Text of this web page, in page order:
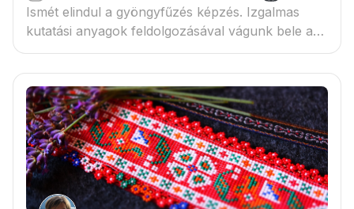
Ismét elindul a gyöngyfűzés képzés. Izgalmas
kutatási anyagok feldolgozásával vágunk bele a
munkának!